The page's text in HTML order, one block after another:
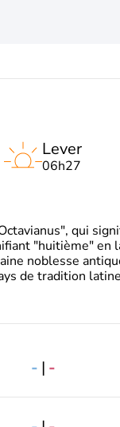
Lever
06h27
qui
"huitième" en
noblesse
de tradition
- | -